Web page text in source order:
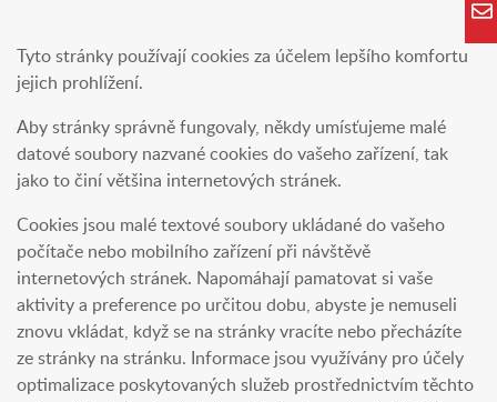
Tyto stránky používají cookies za účelem lepšího komfortu
jejich prohlížení.
Aby stránky správně fungovaly, někdy umísťujeme malé
datové soubory nazvané cookies do vašeho zařízení, tak
jako to činí většina internetových stránek.
Cookies jsou malé textové soubory ukládané do vašeho
počítače nebo mobilního zařízení při návštěvě
internetových stránek. Napomáhají pamatovat si vaše
aktivity a preference po určitou dobu, abyste je nemuseli
znovu vkládat, když se na stránky vracíte nebo přecházíte
ze stránky na stránku. Informace jsou využívány pro účely
optimalizace poskytovaných služeb prostřednictvím těchto